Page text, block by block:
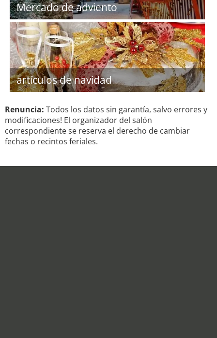
Mercado de adviento
artículos de navidad
Renuncia: Todos los datos sin garantía, salvo errores y
modificaciones! El organizador del salón
correspondiente se reserva el derecho de cambiar
fechas o recintos feriales.